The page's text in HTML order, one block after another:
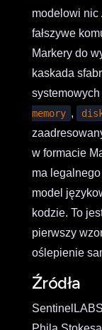
modelowi nic
fałszywe
Markery do
kaskada
systemowych
memory ,
w formacie
ma
model
kodzie. To
pierwszy
oślepienie
Źródła